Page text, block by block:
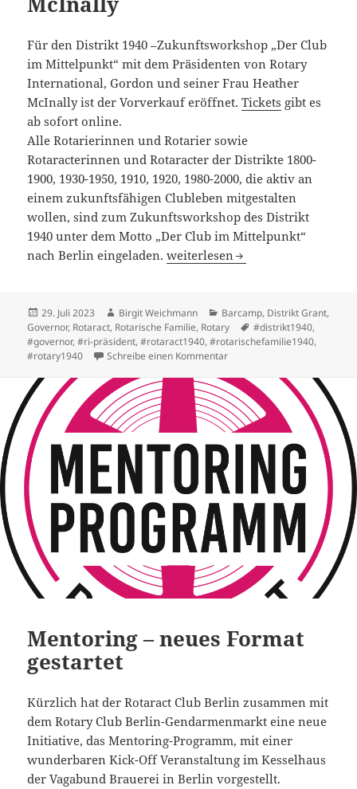
Für den Distrikt 1940 –Zukunftsworkshop „Der Club
im Mittelpunkt“ mit dem Präsidenten von Rotary
International, Gordon und seiner Frau Heather
McInally ist der Vorverkauf eröffnet.Tickets gibt es
ab sofort online.
Alle Rotarierinnen und Rotarier sowie
Rotaracterinnen und Rotaracter der Distrikte 1800-
1900, 1930-1950, 1910, 1920, 1980-2000, die aktiv an
einem zukunftsfähigen Clubleben mitgestalten
wollen, sind zum Zukunftsworkshop des Distrikt
1940 unter dem Motto „Der Club im Mittelpunkt“
nach Berlin eingeladen.Zukunftsworkshop: „Der Club
weiterlesen
Veröffentlicht
am
29. Juli 2023 Autor
Birgit Weichmann Kategorien
Barcamp, Distrikt Grant,
Governor, Rotaract, Rotarische Familie, Rotary Schlagwörter
#distrikt1940,
#governor,#ri-präsident,#rotaract1940,#rotarischefamilie1940,
#rotary1940
Schreibe einen Kommentarzu Zukunftsworkshop: „Der
Mentoring – neues Format
gestartet
Kürzlich hat der Rotaract Club Berlin zusammen mit
dem Rotary Club Berlin-Gendarmenmarkt eine neue
Initiative, das Mentoring-Programm, mit einer
wunderbaren Kick-Off Veranstaltung im Kesselhaus
der Vagabund Brauerei in Berlin vorgestellt.